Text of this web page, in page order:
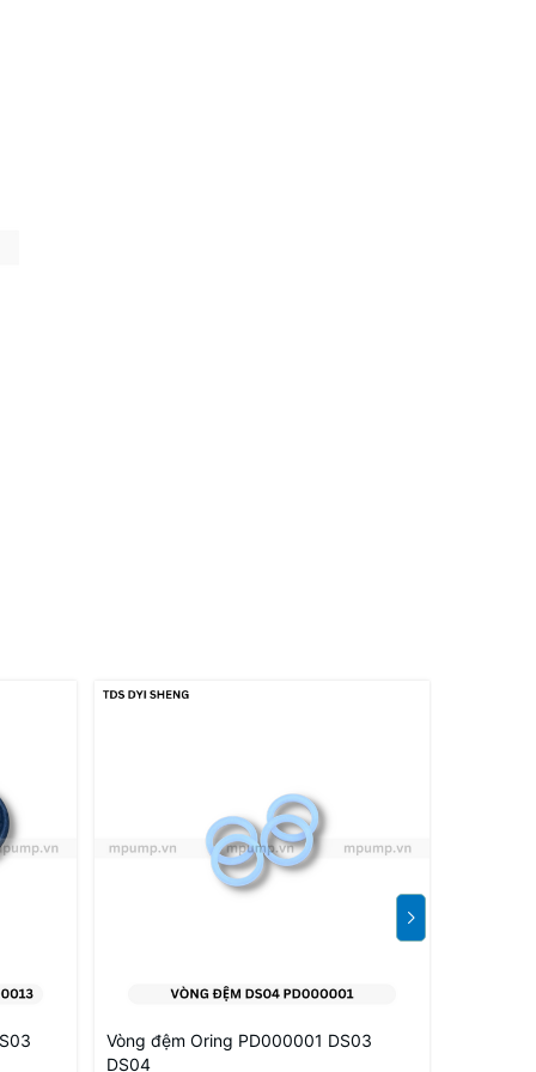
Vòng đệm Oring PD000001 DS03
DS04